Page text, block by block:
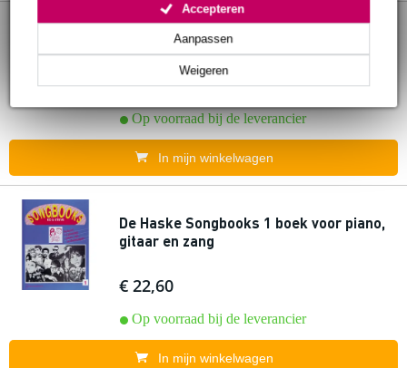
Weigeren
Aanpassen
Accepteren
De Haske Decemberboek voor 2 gitaren
Adviesprijs € 50,- € 21,30
Op voorraad bij de leverancier
In mijn winkelwagen
De Haske Songbooks 1 boek voor piano,
gitaar en zang
€ 22,60
Op voorraad bij de leverancier
In mijn winkelwagen